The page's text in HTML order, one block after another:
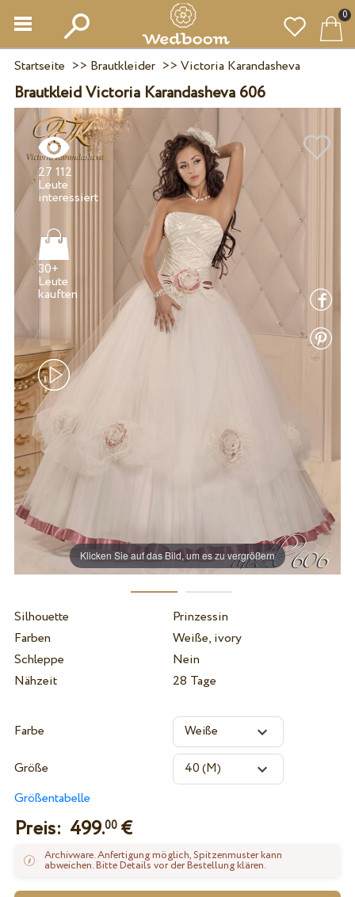
0
Startseite >> Brautkleider>> Victoria Karandasheva
Brautkleid Victoria Karandasheva 606
Klicken Sie auf das Bild, um es zu vergrößern
27 112
Leute
30+
Leute
Silhouette
Prinzessin
Farben
Weiße, ivory
Schleppe
Nein
Nähzeit
28 Tage
Farbe
Größe
Größentabelle
Preis: 499.00€
Archivware. Anfertigung möglich, Spitzenmuster kann
abweichen. Bitte Details vor der Bestellung klären.